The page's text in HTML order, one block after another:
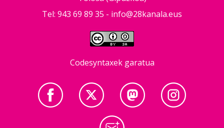
Tel: 943 69 89 35 - info@28kanala.eus
Codesyntaxek garatua